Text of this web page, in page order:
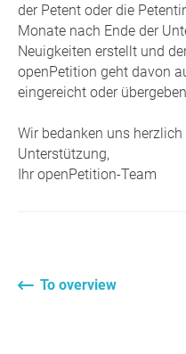
der Petent oder die
Monate nach Ende der
Neuigkeiten erstellt und
openPetition geht davon
eingereicht oder
Wir bedanken uns
Unterstützung,
Ihr openPetition-Team
To overview